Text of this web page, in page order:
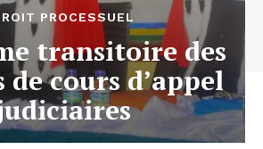
PROCESSUEL
transitoire des
de cours d’appel